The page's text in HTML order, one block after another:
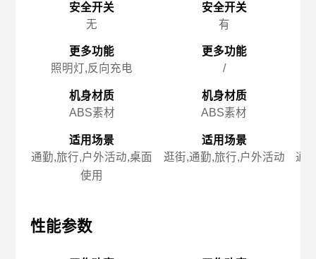
安全开关
无
更多功能
照明灯,反向充电
机身材质
ABS素材
适用场景
通勤,旅行,户外活动,桌面
使用
性能参数
安全开关
有
更多功能
/
机身材质
ABS素材
适用场景
逛街,通勤,旅行,户外活动
通